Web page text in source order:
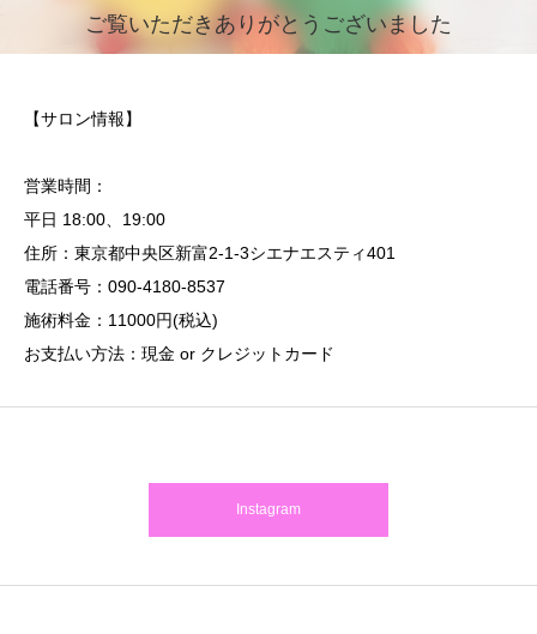
ご覧いただきありがとうございました
【サロン情報】
営業時間：
平日 18:00、19:00
住所：東京都中央区新富2-1-3シエナエスティ401
電話番号：090-4180-8537
施術料金：11000円(税込)
お支払い方法：現金 or クレジットカード
Instagram